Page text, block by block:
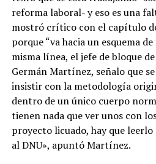
reforma laboral- y eso es una
mostró crítico con el capítulo
porque “va hacia un esquema
misma línea, el jefe de bloque
Germán Martínez, señalo que
insistir con la metodología
dentro de un único cuerpo
tienen nada que ver unos con
proyecto licuado, hay que
al DNU», apuntó Martínez.